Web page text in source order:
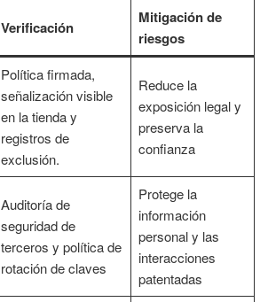
Verificación
Mitigación de
riesgos
Política firmada,
señalización visible
en la tienda y
registros de
exclusión.
Reduce la
exposición legal y
preserva la
confianza
Auditoría de
seguridad de
terceros y política de
rotación de claves
Protege la
información
personal y las
interacciones
patentadas